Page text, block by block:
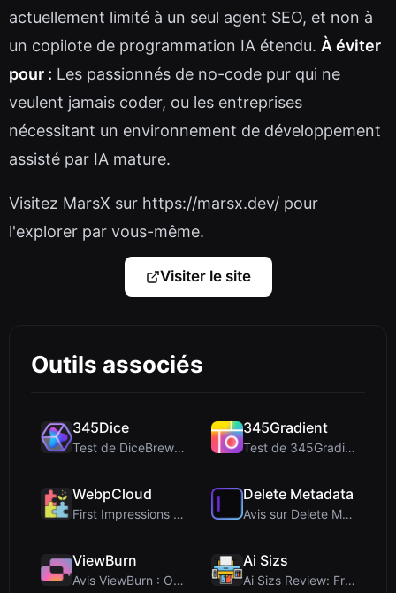
actuellement limité à un seul agent SEO, et non à
un copilote de programmation IA étendu. À éviter
pour : Les passionnés de no-code pur qui ne
veulent jamais coder, ou les entreprises
nécessitant un environnement de développement
assisté par IA mature.
Visitez MarsX sur https://marsx.dev/ pour
l'explorer par vous-même.
Visiter le site
Outils associés
345Dice
Test de DiceBrew : un lanceur de dés 3D respectueu...
345Gradient
Test de 345Gradient : un générateur de dégradés 2K...
WebpCloud
First Impressions of WebpCloud's In-Browser Image ...
Delete Metadata
Avis sur Delete Metadata : un outil de confidentia...
ViewBurn
Avis ViewBurn : Outil gratuit de « burn after read...
Ai Sizs
Ai Sizs Review: Free, Private Image Similarity & B...